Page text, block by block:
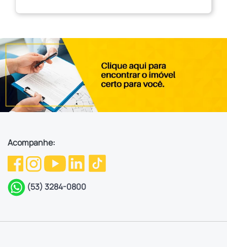
Acompanhe:
(53) 3284-0800